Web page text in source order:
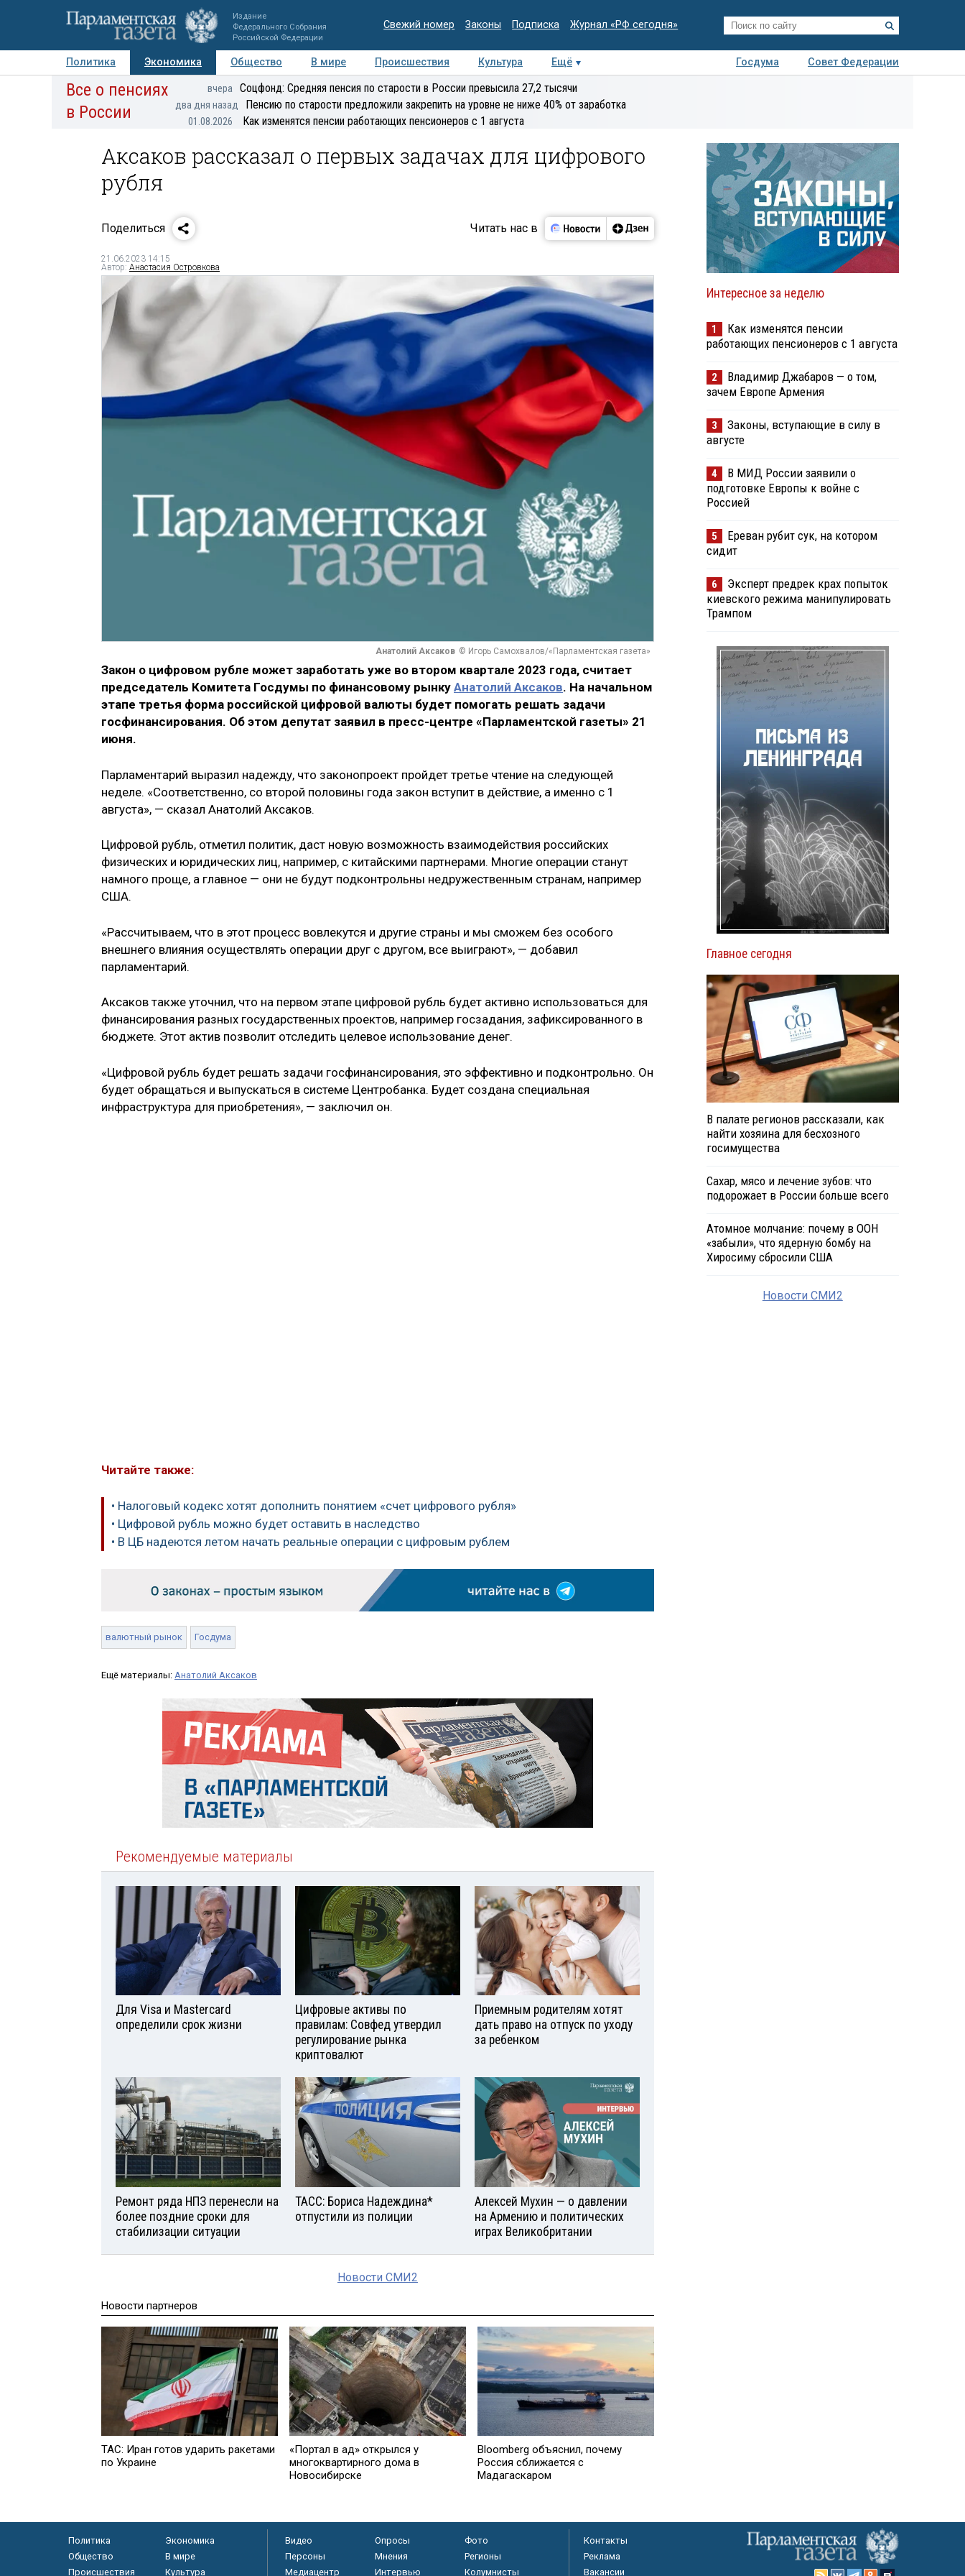
Издание
Федерального Собрания
Российской Федерации
Свежий номер Законы Подписка Журнал «РФ сегодня»
Политика Экономика Общество В мире Происшествия Культура Ещё Госдума
Совет Федерации
Авторы Персоны Мнения Регионы Медиацентр Интервью Колумнисты
экспертиза
Все о пенсиях
в России
вчера Соцфонд: Средняя пенсия по старости в России превысила 27,2 тысячи
два дня назад Пенсию по старости предложили закрепить на уровне не ниже 40% от заработка
01.08.2026 Как изменятся пенсии работающих пенсионеров с 1 августа
Аксаков рассказал о первых задачах для цифрового
рубля
Поделиться Читать нас в
21.06.2023 14:15
Автор: Анастасия Островкова
Анатолий Аксаков © Игорь Самохвалов/«Парламентская газета»
Закон о цифровом рубле может заработать уже во втором квартале 2023 года, считает
председатель Комитета Госдумы по финансовому рынку Анатолий Аксаков. На начальном
этапе третья форма российской цифровой валюты будет помогать решать задачи
госфинансирования. Об этом депутат заявил в пресс-центре «Парламентской газеты» 21
июня.
Парламентарий выразил надежду, что законопроект пройдет третье чтение на следующей
неделе. «Соответственно, со второй половины года закон вступит в действие, а именно с 1
августа», — сказал Анатолий Аксаков.
Цифровой рубль, отметил политик, даст новую возможность взаимодействия российских
физических и юридических лиц, например, с китайскими партнерами. Многие операции станут
намного проще, а главное — они не будут подконтрольны недружественным странам, например
США.
«Рассчитываем, что в этот процесс вовлекутся и другие страны и мы сможем без особого
внешнего влияния осуществлять операции друг с другом, все выиграют», — добавил
парламентарий.
Аксаков также уточнил, что на первом этапе цифровой рубль будет активно использоваться для
финансирования разных государственных проектов, например госзадания, зафиксированного в
бюджете. Этот актив позволит отследить целевое использование денег.
«Цифровой рубль будет решать задачи госфинансирования, это эффективно и подконтрольно. Он
будет обращаться и выпускаться в системе Центробанка. Будет создана специальная
инфраструктура для приобретения», — заключил он.
Читайте также:
• Налоговый кодекс хотят дополнить понятием «счет цифрового рубля»
• Цифровой рубль можно будет оставить в наследство
• В ЦБ надеются летом начать реальные операции с цифровым рублем
валютный рынок Госдума
Ещё материалы: Анатолий Аксаков
Рекомендуемые материалы
Для Visа и Mastercard
определили срок жизни
Цифровые активы по
правилам: Совфед утвердил
регулирование рынка
криптовалют
Приемным родителям хотят
дать право на отпуск по уходу
за ребенком
Ремонт ряда НПЗ перенесли на
более поздние сроки для
стабилизации ситуации
ТАСС: Бориса Надеждина*
отпустили из полиции
Алексей Мухин — о давлении
на Армению и политических
играх Великобритании
Новости СМИ2
Новости партнеров
ТАС: Иран готов ударить ракетами
по Украине
«Портал в ад» открылся у
многоквартирного дома в
Новосибирске
Bloomberg объяснил, почему
Россия сближается с
Мадагаскаром
Интересное за неделю
1
Как изменятся пенсии
работающих пенсионеров с 1 августа
2
Владимир Джабаров — о том,
зачем Европе Армения
3
Законы, вступающие в силу в
августе
4
В МИД России заявили о
подготовке Европы к войне с
Россией
5
Ереван рубит сук, на котором
сидит
6
Эксперт предрек крах попыток
киевского режима манипулировать
Трампом
Главное сегодня
В палате регионов рассказали, как
найти хозяина для бесхозного
госимущества
Сахар, мясо и лечение зубов: что
подорожает в России больше всего
Атомное молчание: почему в ООН
«забыли», что ядерную бомбу на
Хиросиму сбросили США
Новости СМИ2
Политика
Экономика
Общество
В мире
Происшествия
Культура
Видео Опросы
Фото
Персоны
Мнения
Регионы
Медиацентр
Интервью Колумнисты
Контакты
Реклама
Вакансии